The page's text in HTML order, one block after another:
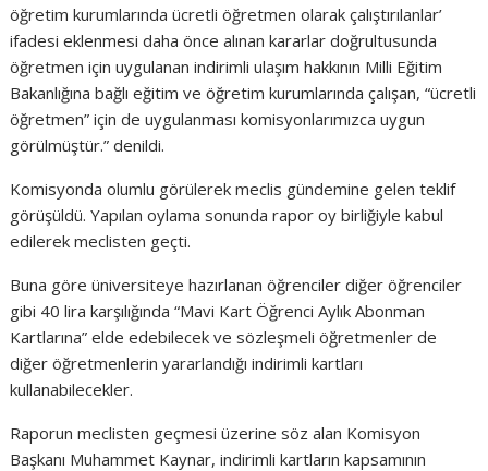
öğretim kurumlarında ücretli öğretmen olarak çalıştırılanlar’
ifadesi eklenmesi daha önce alınan kararlar doğrultusunda
öğretmen için uygulanan indirimli ulaşım hakkının Milli Eğitim
Bakanlığına bağlı eğitim ve öğretim kurumlarında çalışan, “ücretli
öğretmen” için de uygulanması komisyonlarımızca uygun
görülmüştür.” denildi.
Komisyonda olumlu görülerek meclis gündemine gelen teklif
görüşüldü. Yapılan oylama sonunda rapor oy birliğiyle kabul
edilerek meclisten geçti.
Buna göre üniversiteye hazırlanan öğrenciler diğer öğrenciler
gibi 40 lira karşılığında “Mavi Kart Öğrenci Aylık Abonman
Kartlarına” elde edebilecek ve sözleşmeli öğretmenler de
diğer öğretmenlerin yararlandığı indirimli kartları
kullanabilecekler.
Raporun meclisten geçmesi üzerine söz alan Komisyon
Başkanı Muhammet Kaynar, indirimli kartların kapsamının